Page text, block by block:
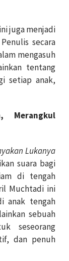
juga menjadi
secara
mengasuh
tentang
setiap anak,
Merangkul
Lukanya
suara bagi
di tengah
Muchtadi ini
anak tengah
sebuah
seseorang
dan penuh